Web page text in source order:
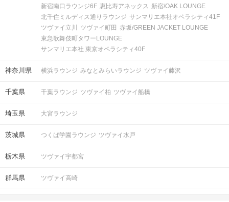
新宿南口ラウンジ6F 恵比寿アネックス 新宿/OAK LOUNGE
北千住ミルディス通りラウンジ サンマリエ本社オペラシティ41F
ツヴァイ立川
ツヴァイ町田 赤坂/GREEN JACKET LOUNGE
東急歌舞伎町タワーLOUNGE
サンマリエ本社 東京オペラシティ40F
神奈川県 横浜ラウンジ みなとみらいラウンジ ツヴァイ藤沢
千葉県 千葉ラウンジ ツヴァイ柏 ツヴァイ船橋
埼玉県 大宮ラウンジ
茨城県 つくば学園ラウンジ ツヴァイ水戸
栃木県 ツヴァイ宇都宮
群馬県 ツヴァイ高崎